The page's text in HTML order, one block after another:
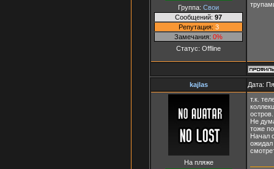
Группа: Свои
Сообщений: 97
Репутация: 3
Замечания: 0%
Статус: Offline
kajlas Дата:
На пляже
т.к.
Не
тоже
Начал